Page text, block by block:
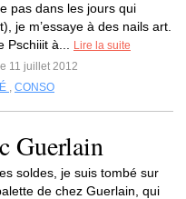
pas dans les jours qui
je m’essaye à des nails art.
Pschiiit à...
Lire la suite
11 juillet 2012
, CONSO
Guerlain
soldes, je suis tombé sur
de chez Guerlain, qui